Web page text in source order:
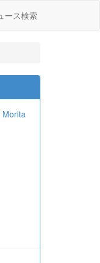
ース検索
Morita